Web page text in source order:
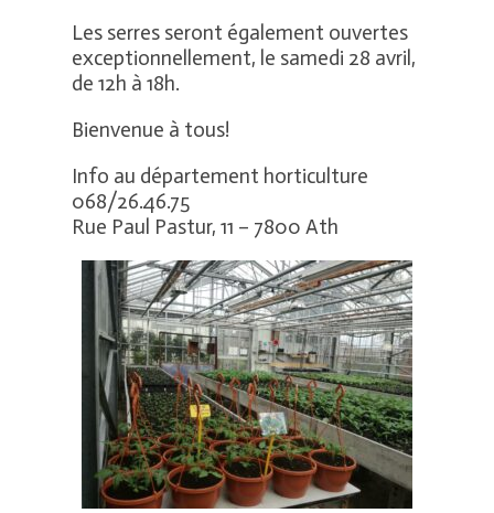
Les serres seront également ouvertes
exceptionnellement, le samedi 28 avril,
de 12h à 18h.
Bienvenue à tous!
Info au département horticulture
068/26.46.75
Rue Paul Pastur, 11 – 7800 Ath